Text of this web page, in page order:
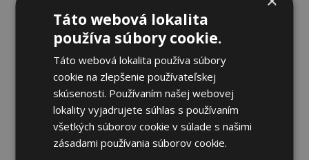
Continental
VANCONTACT WINTER
225/55 R17C 109/107 S
Zimné
B C
Na sklade 20+ ks-K odberu na predajni 13.8.2026
K odberu na17 pobočkách
254,70 €
Táto webová lokalita
používa súbory cookie.
Táto webová lokalita používa súbory
cookie na zlepšenie používateľskej
skúsenosti. Používaním našej webovej
lokality vyjadrujete súhlas s používaním
všetkých súborov cookie v súlade s našimi
zásadami používania súborov cookie.